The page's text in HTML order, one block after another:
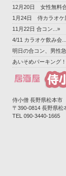
12月20日 女性無料
1月24日 侍カラオケ
11月22日 合コン...»
4/11 カラオケ飲み会
明日の合コン、男性
あいそめパーキング
侍小僧 長野県松本市
〒390-0814 長野県松
TEL 090-3440-1665